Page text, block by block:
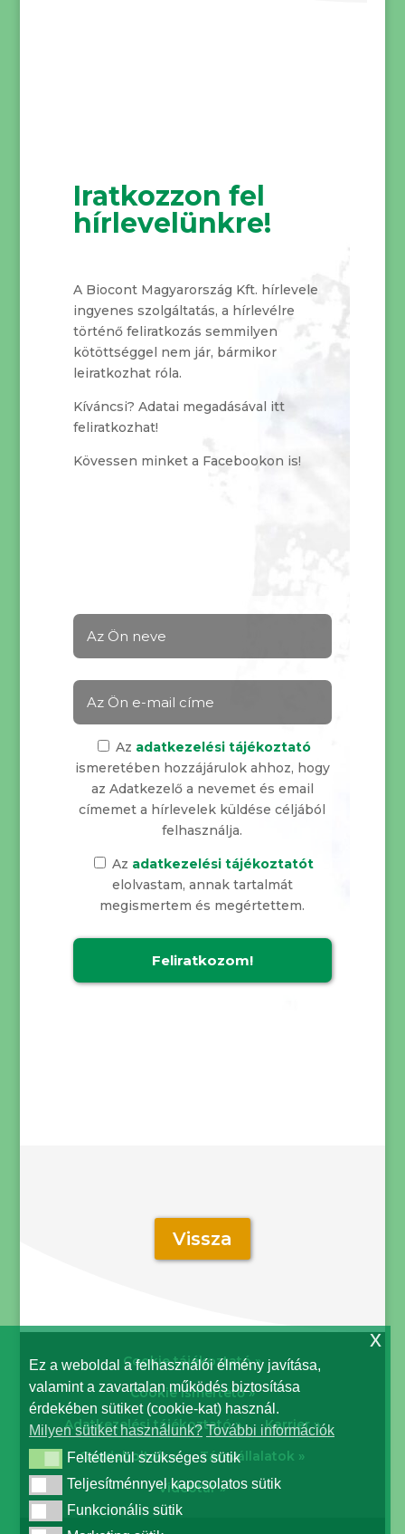
Ez a weboldal a felhasználói élmény javítása,
valamint a zavartalan működés biztosítása
érdekében sütiket (cookie-kat) használ.
Milyen sütiket használunk? További információk
Feltétlenül szükséges sütik
Feltétlenül szükséges sütik
Teljesítménnyel kapcsolatos sütik
Teljesítménnyel kapcsolatos sütik
Funkcionális sütik
Funkcionális sütik
x
Iratkozzon fel
hírlevelünkre!
A Biocont Magyarország Kft. hírlevele
ingyenes szolgáltatás, a hírlevélre
történő feliratkozás semmilyen
kötöttséggel nem jár, bármikor
leiratkozhat róla.
Kíváncsi? Adatai megadásával itt
feliratkozhat!
Kövessen minket a Facebookon is!
Az adatkezelési tájékoztató
ismeretében hozzájárulok ahhoz, hogy
az Adatkezelő a nevemet és email
címemet a hírlevelek küldése céljából
felhasználja.
Az adatkezelési tájékoztatót
elolvastam, annak tartalmát
megismertem és megértettem.
Vissza
Cookie tájékoztató »
Cookie ismertető »
Adatkezelési tájékoztató »
Karrier »
Gazdaboltok »
Társvállalatok »
Videótár »